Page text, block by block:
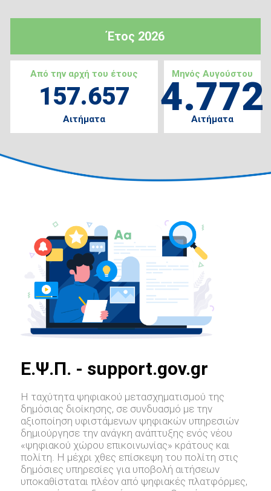
Έτος 2026
Από την αρχή του έτους
157.657
Αιτήματα
Μηνός Αυγούστου
4.772
Αιτήματα
E.Ψ.Π. - support.gov.gr
Η ταχύτητα ψηφιακού μετασχηματισμού της
δημόσιας διοίκησης, σε συνδυασμό με την
αξιοποίηση υφιστάμενων ψηφιακών υπηρεσιών
δημιούργησε την ανάγκη ανάπτυξης ενός νέου
«ψηφιακού χώρου επικοινωνίας» κράτους και
πολίτη. Η μέχρι χθες επίσκεψη του πολίτη στις
δημόσιες υπηρεσίες για υποβολή αιτήσεων
υποκαθίσταται πλέον από ψηφιακές πλατφόρμες,